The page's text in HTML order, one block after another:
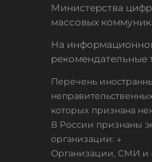
Министерства
массовых
На
рекомендательные
Перечень
которых признана
В России признаны
организации: ↓
Организации, СМИ и